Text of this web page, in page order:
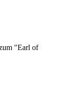
"Earl of